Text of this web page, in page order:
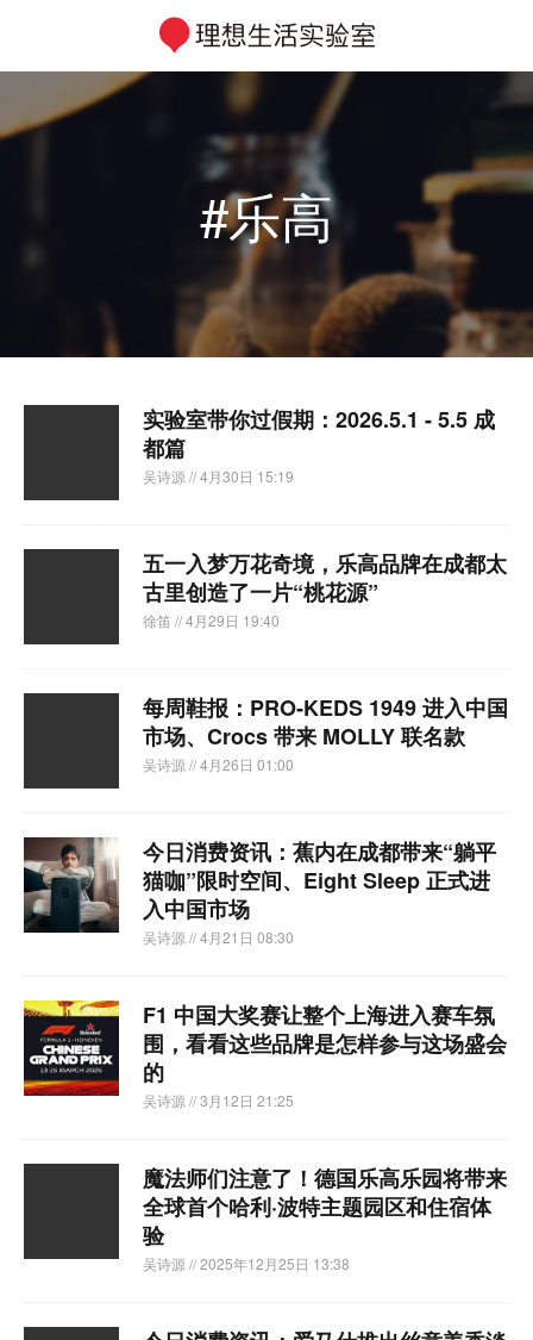
#乐高
实验室带你过假期：2026.5.1 - 5.5 成
都篇
吴诗源 // 4月30日 15:19
五一入梦万花奇境，乐高品牌在成都太
古里创造了一片“桃花源”
徐笛 // 4月29日 19:40
每周鞋报：PRO‑KEDS 1949 进入中国
市场、Crocs 带来 MOLLY 联名款
吴诗源 // 4月26日 01:00
今日消费资讯：蕉内在成都带来“躺平
猫咖”限时空间、Eight Sleep 正式进
入中国市场
吴诗源 // 4月21日 08:30
F1 中国大奖赛让整个上海进入赛车氛
围，看看这些品牌是怎样参与这场盛会
的
吴诗源 // 3月12日 21:25
魔法师们注意了！德国乐高乐园将带来
全球首个哈利·波特主题园区和住宿体
验
吴诗源 // 2025年12月25日 13:38